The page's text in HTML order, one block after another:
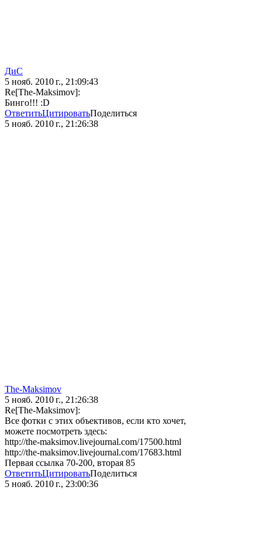
ДиС
5 нояб. 2010 г., 21:09:43
Re[The-Maksimov]:
Бинго!!! :D
ОтветитьЦитироватьПоделиться
5 нояб. 2010 г., 21:26:38
The-Maksimov
5 нояб. 2010 г., 21:26:38
Re[The-Maksimov]:
Все фотки с этих объективов, если кто хочет,
можете посмотреть здесь:
http://the-maksimov.livejournal.com/17500.html
http://the-maksimov.livejournal.com/17683.html
Первая ссылка 70-200, вторая 85
ОтветитьЦитироватьПоделиться
5 нояб. 2010 г., 23:00:36